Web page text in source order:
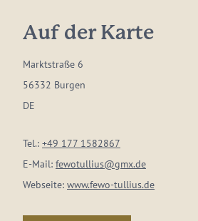
Auf der Karte
Marktstraße 6
56332 Burgen
DE
Tel.: +49 177 1582867
E-Mail: fewotullius@gmx.de
Webseite: www.fewo-tullius.de